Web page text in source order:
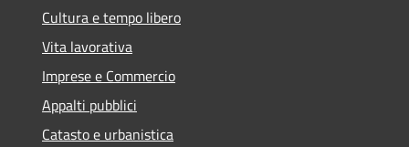
Cultura e tempo libero
Vita lavorativa
Imprese e Commercio
Appalti pubblici
Catasto e urbanistica